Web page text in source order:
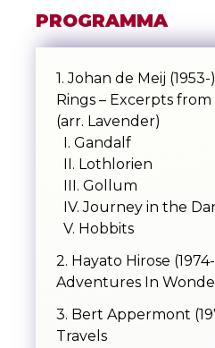
PROGRAMMA
1. Johan de Meij
Rings – Excerpts from
(arr. Lavender)
I. Gandalf
II. Lothlorien
III. Gollum
IV. Journey in the
V. Hobbits
2. Hayato Hirose (1974-
Adventures In
3. Bert Appermont
Travels